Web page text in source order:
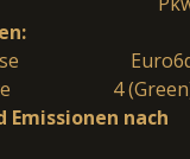
4
Emissionen nach